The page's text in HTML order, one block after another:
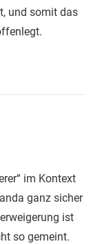
und somit das
im Kontext
ganz sicher
ist
so gemeint.